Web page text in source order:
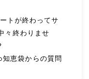
トが終わってサ
々終わりませ
知恵袋からの質問